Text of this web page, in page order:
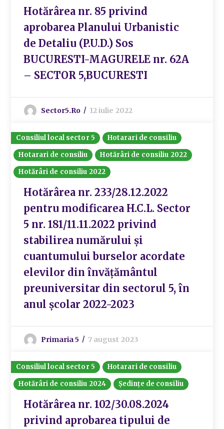
Hotărârea nr. 85 privind
aprobarea Planului Urbanistic
de Detaliu (P.U.D.) Sos
BUCURESTI-MAGURELE nr. 62A
– SECTOR 5,BUCURESTI
Sector5.ro 12 iulie 2022
Consiliul local sector 5
Hotarari de consiliu
Hotarari de consiliu
Hotărâri de consiliu 2022
Hotărâri de consiliu 2022
Hotărârea nr. 233/28.12.2022
pentru modificarea H.C.L. Sector
5 nr. 181/11.11.2022 privind
stabilirea numărului şi
cuantumului burselor acordate
elevilor din învăţământul
preuniversitar din sectorul 5, în
anul şcolar 2022-2023
Primaria 5 7 august 2023
Consiliul local sector 5
Hotarari de consiliu
Hotărâri de consiliu 2024
Ședințe de consiliu
Hotărârea nr. 102/30.08.2024
privind aprobarea tipului de